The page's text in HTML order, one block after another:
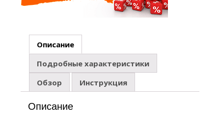
Описание
Подробные характеристики
Обзор
Инструкция
Описание